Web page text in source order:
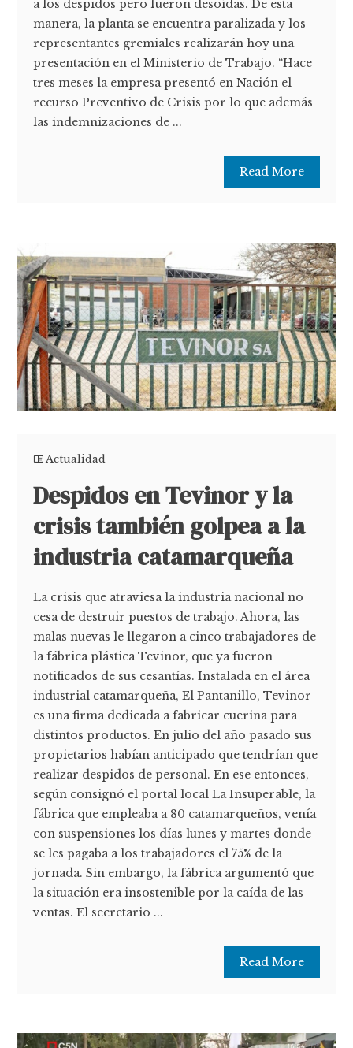
a los despidos pero fueron desoídas. De esta
manera, la planta se encuentra paralizada y los
representantes gremiales realizarán hoy una
presentación en el Ministerio de Trabajo. “Hace
tres meses la empresa presentó en Nación el
recurso Preventivo de Crisis por lo que además
las indemnizaciones de ...
Read More
Actualidad
Despidos en Tevinor y la
crisis también golpea a la
industria catamarqueña
La crisis que atraviesa la industria nacional no
cesa de destruir puestos de trabajo. Ahora, las
malas nuevas le llegaron a cinco trabajadores de
la fábrica plástica Tevinor, que ya fueron
notificados de sus cesantías. Instalada en el área
industrial catamarqueña, El Pantanillo, Tevinor
es una firma dedicada a fabricar cuerina para
distintos productos. En julio del año pasado sus
propietarios habían anticipado que tendrían que
realizar despidos de personal. En ese entonces,
según consignó el portal local La Insuperable, la
fábrica que empleaba a 80 catamarqueños, venía
con suspensiones los días lunes y martes donde
se les pagaba a los trabajadores el 75% de la
jornada. Sin embargo, la fábrica argumentó que
la situación era insostenible por la caída de las
ventas. El secretario ...
Read More